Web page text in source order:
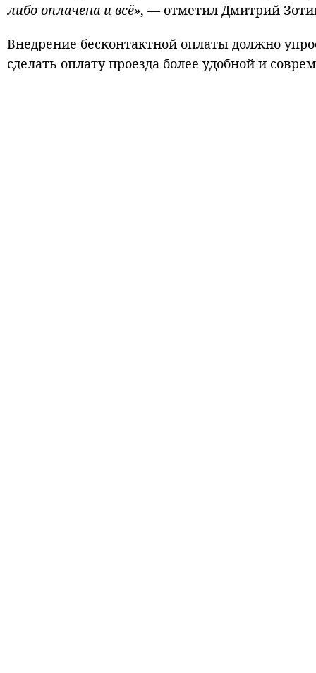
либо оплачена и всё», — отметил Дмитрий
Внедрение бесконтактной оплаты должно
сделать оплату проезда более удобной и